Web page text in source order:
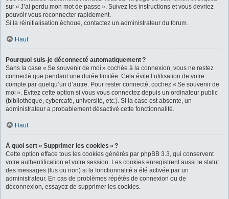
sur « J’ai perdu mon mot de passe ». Suivez les instructions et vous devriez
pouvoir vous reconnecter rapidement.
Si la réinitialisation échoue, contactez un administrateur du forum.
Haut
Pourquoi suis-je déconnecté automatiquement ?
Sans la case « Se souvenir de moi » cochée à la connexion, vous ne restez
connecté que pendant une durée limitée. Cela évite l’utilisation de votre
compte par quelqu’un d’autre. Pour rester connecté, cochez « Se souvenir de
moi ». Évitez cette option si vous vous connectez depuis un ordinateur public
(bibliothèque, cybercafé, université, etc.). Si la case est absente, un
administrateur a probablement désactivé cette fonctionnalité.
Haut
À quoi sert « Supprimer les cookies » ?
Cette option efface tous les cookies générés par phpBB 3.3, qui conservent
votre authentification et votre session. Les cookies enregistrent aussi le statut
des messages (lus ou non) si la fonctionnalité a été activée par un
administrateur. En cas de problèmes répétés de connexion ou de
déconnexion, essayez de supprimer les cookies.